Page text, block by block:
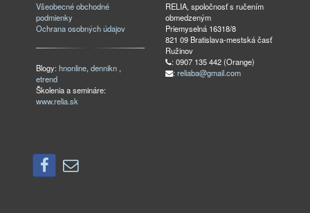
Všeobecné obchodné
podmienky
Ochrana osobných údajov
Blogy:hnonline,dennikn ,
etrend
Školenia a semináre:
www.relia.sk
RELIA, spoločnosť s ručením
obmedzeným
Priemyselná 16318/8
821 09 Bratislava-mestská časť
Ružinov
: 0907 135 442 (Orange)
: reliaba@gmail.com